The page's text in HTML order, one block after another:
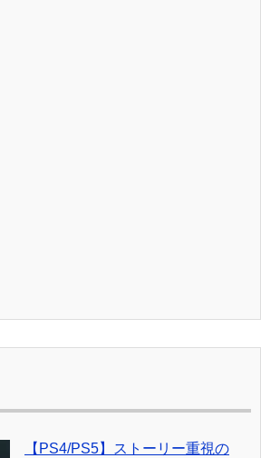
【PS4/PS5】ストーリー重視の